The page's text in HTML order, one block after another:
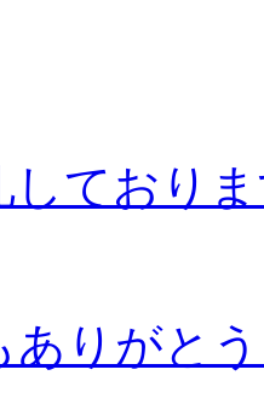
しており
ありがと